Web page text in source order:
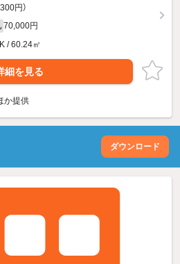
円）
70,000円
/ 60.24㎡
細を見る
か提供
ダウンロード